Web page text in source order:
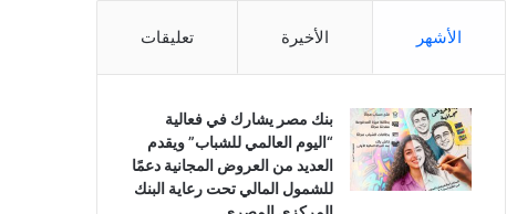
الأشهر الأخيرة تعليقات
بنك مصر يشارك في فعالية
“اليوم العالمي للشباب” ويقدم
العديد من العروض المجانية دعمًا
للشمول المالي تحت رعاية البنك